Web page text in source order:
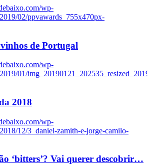
wp-
02/ppvawards_755x470px-
de Portugal
wp-
01/
2018
wp-
12/3_daniel-zamith-e-jorge-camilo-
‘bitters’? Vai querer descobrir…